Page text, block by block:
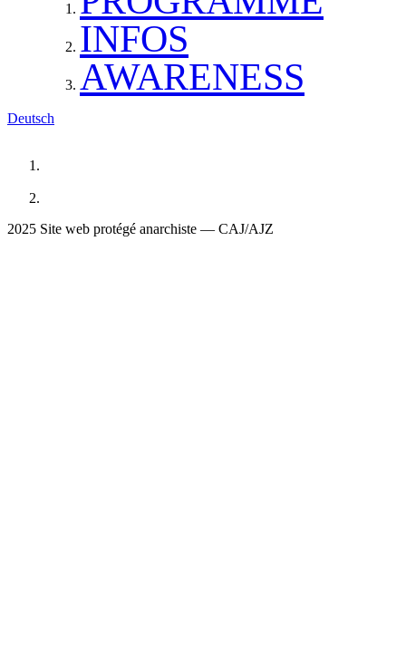
INFOS
AWARENESS
Deutsch
2025 Site web protégé anarchiste — CAJ/AJZ